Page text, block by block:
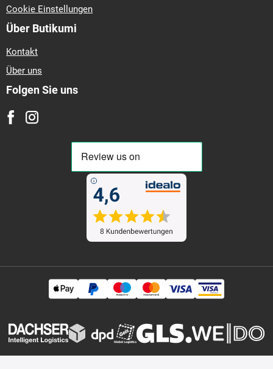
Cookie Einstellungen
Über Butikumi
Kontakt
Über uns
Folgen Sie uns